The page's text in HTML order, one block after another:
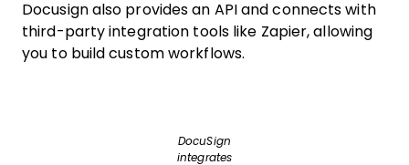
Docusign also provides an API and connects with
third-party integration tools like Zapier, allowing
you to build custom workflows.
DocuSign
integrates